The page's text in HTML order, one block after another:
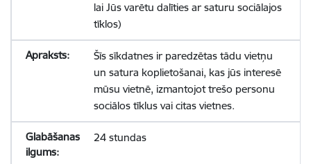
lai Jūs varētu dalīties ar saturu sociālajos
tīklos)
Šīs sīkdatnes ir paredzētas tādu vietņu
un satura koplietošanai, kas jūs interesē
mūsu vietnē, izmantojot trešo personu
sociālos tīklus vai citas vietnes.
24 stundas